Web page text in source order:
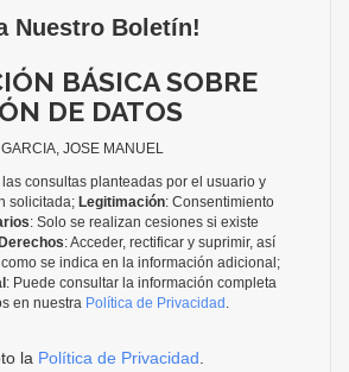
Nuestro Boletín!
BÁSICA SOBRE
DE DATOS
JOSE MANUEL
consultas planteadas por el usuario y
solicitada; Legitimación: Consentimiento
: Solo se realizan cesiones si existe
Derechos: Acceder, rectificar y suprimir, así
se indica en la información adicional;
: Puede consultar la información completa
en nuestra Política de Privacidad
la Política de Privacidad